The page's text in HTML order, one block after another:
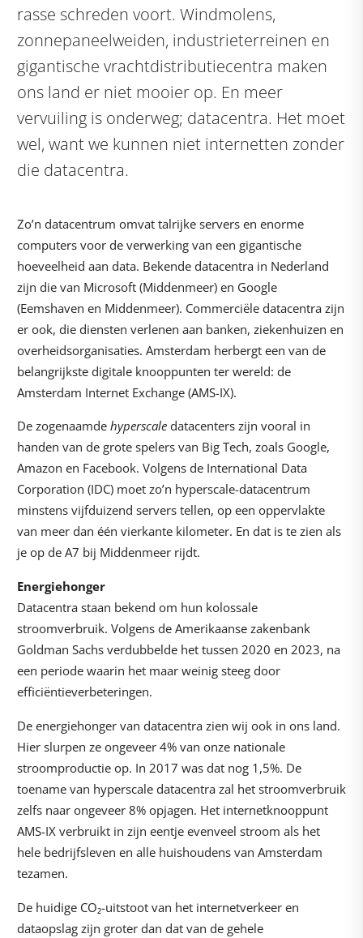
rasse schreden voort. Windmolens,
zonnepaneelweiden, industrieterreinen en
gigantische vrachtdistributiecentra maken
ons land er niet mooier op. En meer
vervuiling is onderweg; datacentra. Het moet
wel, want we kunnen niet internetten zonder
die datacentra.
Zo’n datacentrum omvat talrijke servers en enorme
computers voor de verwerking van een gigantische
hoeveelheid aan data. Bekende datacentra in Nederland
zijn die van Microsoft (Middenmeer) en Google
(Eemshaven en Middenmeer). Commerciële datacentra zijn
er ook, die diensten verlenen aan banken, ziekenhuizen en
overheidsorganisaties. Amsterdam herbergt een van de
belangrijkste digitale knooppunten ter wereld: de
Amsterdam Internet Exchange (AMS-IX).
De zogenaamde hyperscale datacenters zijn vooral in
handen van de grote spelers van Big Tech, zoals Google,
Amazon en Facebook. Volgens de International Data
Corporation (IDC) moet zo’n hyperscale-datacentrum
minstens vijfduizend servers tellen, op een oppervlakte
van meer dan één vierkante kilometer. En dat is te zien als
je op de A7 bij Middenmeer rijdt.
Energiehonger
Datacentra staan bekend om hun kolossale
stroomverbruik. Volgens de Amerikaanse zakenbank
Goldman Sachs verdubbelde het tussen 2020 en 2023, na
een periode waarin het maar weinig steeg door
efficiëntieverbeteringen.
De energiehonger van datacentra zien wij ook in ons land.
Hier slurpen ze ongeveer 4% van onze nationale
stroomproductie op. In 2017 was dat nog 1,5%. De
toename van hyperscale datacentra zal het stroomverbruik
zelfs naar ongeveer 8% opjagen. Het internetknooppunt
AMS-IX verbruikt in zijn eentje evenveel stroom als het
hele bedrijfsleven en alle huishoudens van Amsterdam
tezamen.
De huidige CO₂-uitstoot van het internetverkeer en
dataopslag zijn groter dan dat van de gehele